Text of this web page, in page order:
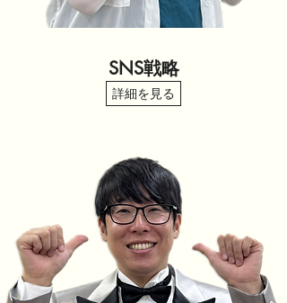
SNS戦略
詳細を見る